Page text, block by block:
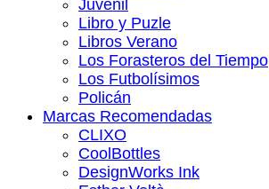
Juvenil
Libro y Puzle
Libros Verano
Los Forasteros del Tiempo
Los Futbolísimos
Policán
Marcas Recomendadas
CLIXO
CoolBottles
DesignWorks Ink